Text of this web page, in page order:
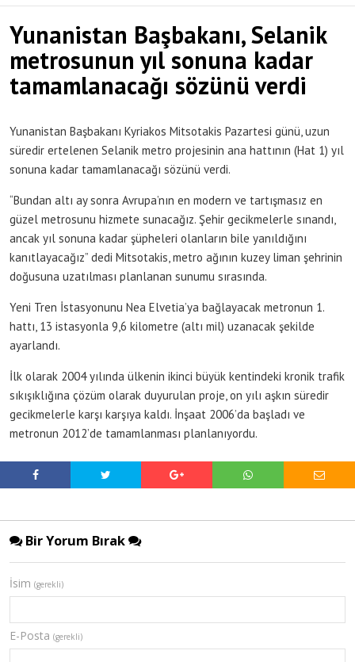
Yunanistan Başbakanı, Selanik
metrosunun yıl sonuna kadar
tamamlanacağı sözünü verdi
Yunanistan Başbakanı Kyriakos Mitsotakis Pazartesi günü, uzun
süredir ertelenen Selanik metro projesinin ana hattının (Hat 1) yıl
sonuna kadar tamamlanacağı sözünü verdi.
“Bundan altı ay sonra Avrupa’nın en modern ve tartışmasız en
güzel metrosunu hizmete sunacağız. Şehir gecikmelerle sınandı,
ancak yıl sonuna kadar şüpheleri olanların bile yanıldığını
kanıtlayacağız” dedi Mitsotakis, metro ağının kuzey liman şehrinin
doğusuna uzatılması planlanan sunumu sırasında.
Yeni Tren İstasyonunu Nea Elvetia’ya bağlayacak metronun 1.
hattı, 13 istasyonla 9,6 kilometre (altı mil) uzanacak şekilde
ayarlandı.
İlk olarak 2004 yılında ülkenin ikinci büyük kentindeki kronik trafik
sıkışıklığına çözüm olarak duyurulan proje, on yılı aşkın süredir
gecikmelerle karşı karşıya kaldı. İnşaat 2006’da başladı ve
metronun 2012’de tamamlanması planlanıyordu.
Bir Yorum Bırak
İsim (gerekli)
E-Posta (gerekli)